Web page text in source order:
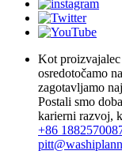
Kot
osredotočamo
zagotavljamo
Postali smo
karierni razvoj,
+86